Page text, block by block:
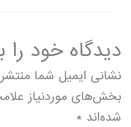
دیدگاه‌ خود را
نشانی ایمیل شما
بخش‌های موردنیاز
شده‌اند *